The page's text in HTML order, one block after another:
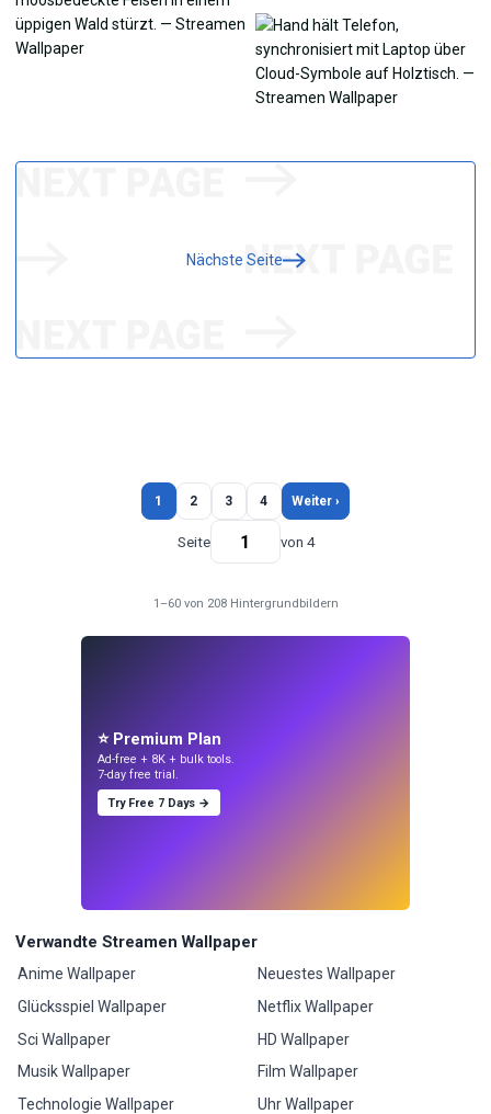
Nächste Seite
1 2 3 4 Weiter ›
Seite von 4
1–60 von 208 Hintergrundbildern
⭐ Premium Plan
Ad-free + 8K + bulk tools.
7-day free trial.
Try Free 7 Days →
Verwandte Streamen Wallpaper
Anime Wallpaper
Glücksspiel Wallpaper
Sci Wallpaper
Musik Wallpaper
Technologie Wallpaper
Neuestes Wallpaper
Netflix Wallpaper
HD Wallpaper
Film Wallpaper
Uhr Wallpaper